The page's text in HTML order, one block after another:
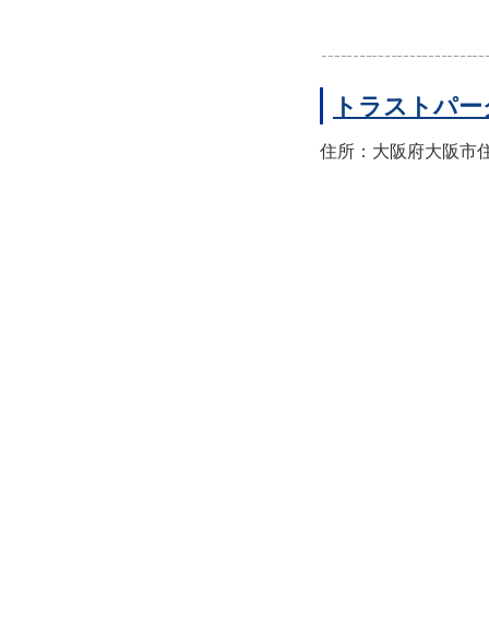
トラストパ
住所：大阪府大阪市